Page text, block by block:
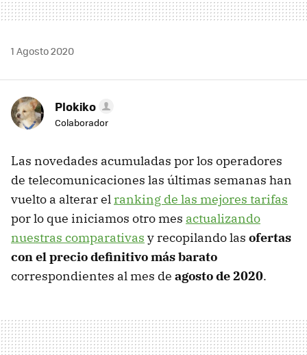
1 Agosto 2020
Plokiko
Colaborador
Las novedades acumuladas por los operadores
de telecomunicaciones las últimas semanas han
vuelto a alterar el ranking de las mejores tarifas
por lo que iniciamos otro mes actualizando
nuestras comparativas y recopilando las ofertas
con el precio definitivo más barato
correspondientes al mes de agosto de 2020.